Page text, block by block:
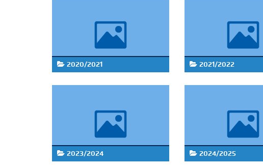
2020/2021 2021/2022
2023/2024 2024/2025